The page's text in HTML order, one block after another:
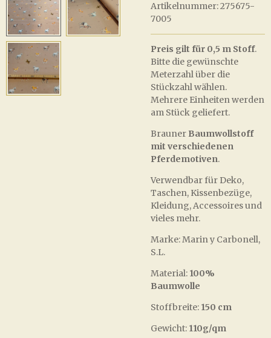
Artikelnummer:275675-
7005
Preis gilt für 0,5 m Stoff.
Bitte die gewünschte
Meterzahl über die
Stückzahl wählen.
Mehrere Einheiten werden
am Stück geliefert.
Brauner Baumwollstoff
mit verschiedenen
Pferdemotiven.
Verwendbar für Deko,
Taschen, Kissenbezüge,
Kleidung, Accessoires und
vieles mehr.
Marke: Marin y Carbonell,
S.L.
Material: 100%
Baumwolle
Stoffbreite: 150 cm
Gewicht: 110g/qm